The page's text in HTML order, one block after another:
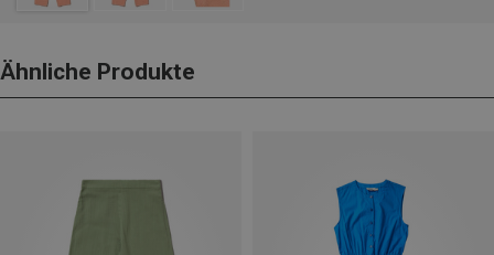
Ähnliche Produkte